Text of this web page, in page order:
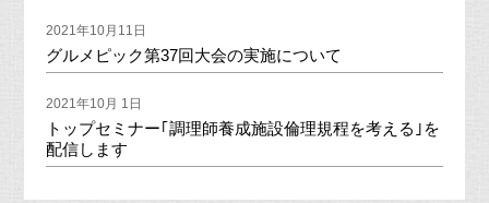
2021年10月11日
グルメピック第37回大会の実施について
2021年10月 1日
トップセミナー｢調理師養成施設倫理規程を考える｣を
配信します